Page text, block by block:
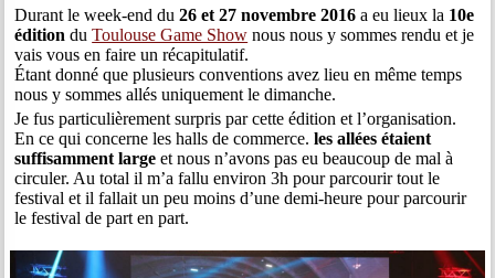
Durant le week-end du26 et 27 novembre 2016 a eu lieux la 10e
édition duToulouse Game Show nous nous y sommes rendu et je
vais vous en faire un récapitulatif.
Étant donné que plusieurs conventions avez lieu en même temps
nous y sommes allés uniquement le dimanche.
Je fus particulièrement surpris par cette édition et l’organisation.
En ce qui concerne les halls de commerce.les allées étaient
suffisamment large et nous n’avons pas eu beaucoup de mal à
circuler. Au total il m’a fallu environ 3h pour parcourir tout le
festival et il fallait un peu moins d’une demi-heure pour parcourir
le festival de part en part.